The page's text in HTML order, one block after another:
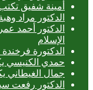
أمينة شفيق
الدكتور مراد
الدكتور أحمد
الإسلام
الدكتورة
حمدي الكنيسي
جمال
الدكتور رفعت